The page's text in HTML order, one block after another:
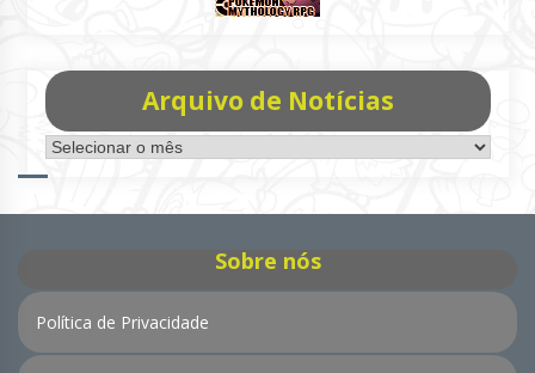
Arquivo de Notícias
Arquivo
de
Sobre nós
Política de Privacidade